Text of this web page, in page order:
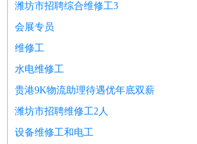
潍坊市招聘综合维修工3
会展专员
维修工
水电维修工
贵港9K物流助理待遇优年底双薪
潍坊市招聘维修工2人
设备维修工和电工